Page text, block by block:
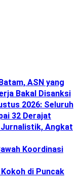
ASN yang
Bakal Disanksi
2026: Seluruh
32 Derajat
Jurnalistik, Angkat
Koordinasi
di Puncak